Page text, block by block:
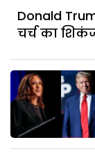
Donald
चर्च का